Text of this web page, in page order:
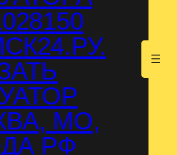
МО,
РФ